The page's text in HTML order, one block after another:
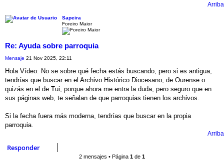
Arriba
Sapeira
Foreiro Maior
Re: Ayuda sobre parroquia
Mensaje 21 Nov 2025, 22:11
Hola Vídeo: No se sobre qué fecha estás buscando, pero si es antigua,
tendrías que buscar en el Archivo Histórico Diocesano, de Ourense o
quizás en el de Tui, porque ahora me entra la duda, pero seguro que en
sus páginas web, te señalan de que parroquias tienen los archivos.
Si la fecha fuera más moderna, tendrías que buscar en la propia
parroquia.
Arriba
Responder
2 mensajes • Página 1 de 1